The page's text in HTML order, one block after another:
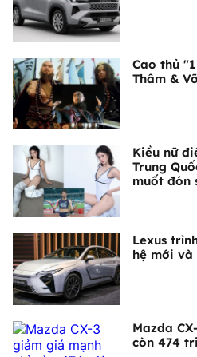
Cao thủ
Thâm &
Kiều nữ
Trung
muốt đón
Lexus
hệ mới và
Mazda
còn 474